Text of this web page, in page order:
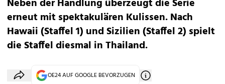
Neben der Handlung überzeugt die Serie
erneut mit spektakulären Kulissen. Nach
Hawaii (Staffel 1) und Sizilien (Staffel 2) spielt
die Staffel diesmal in Thailand.
OE24 AUF GOOGLE BEVORZUGEN